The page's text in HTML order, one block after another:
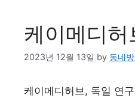
케이메디
2023년 12월 13일 by 동네
케이메디허브, 독일 연